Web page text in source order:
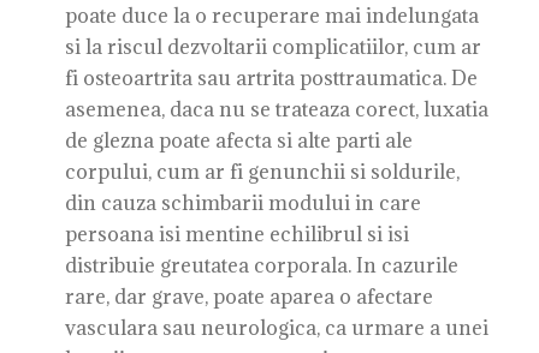
poate duce la o recuperare mai indelungata
si la riscul dezvoltarii complicatiilor, cum ar
fi osteoartrita sau artrita posttraumatica. De
asemenea, daca nu se trateaza corect, luxatia
de glezna poate afecta si alte parti ale
corpului, cum ar fi genunchii si soldurile,
din cauza schimbarii modului in care
persoana isi mentine echilibrul si isi
distribuie greutatea corporala. In cazurile
rare, dar grave, poate aparea o afectare
vasculara sau neurologica, ca urmare a unei